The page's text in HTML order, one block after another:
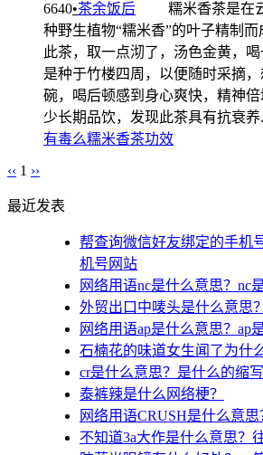
6640•茶余饭后
糯米香茶是在云
种野生植物“糯米香”的叶子精制
此茶，取一点沏了，汤色金黄，
是种于竹楼四周，以便随时采摘
碗，喝后顿感到身心爽快，精神
少长期品饮，发现此茶具有抗衰养
有毒么糯米香茶功效
‹‹ 1 ››
最近发表
帮查询微信好友绑定的手机
机号网站
网络用语nc是什么意思？nc
外贸出口中唛头是什么意思？
网络用语ap是什么意思？ap
石楠花的味道女生闻了为什
cr是什么意思？是什么的缩写
泰裤辣是什么网络梗？
网络用语CRUSH是什么意思
不知道3a大作是什么意思？